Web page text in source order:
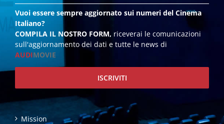
Vuoi essere sempre aggiornato sui numeri del Cinema
Italiano?
COMPILA IL NOSTRO FORM, riceverai le comunicazioni
sull'aggiornamento dei dati e tutte le news di
AUDIMOVIE
ISCRIVITI
Mission